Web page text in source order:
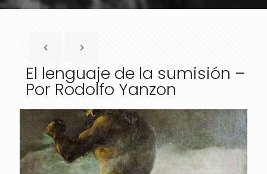
El lenguaje de la sumisión –
Por Rodolfo Yanzon